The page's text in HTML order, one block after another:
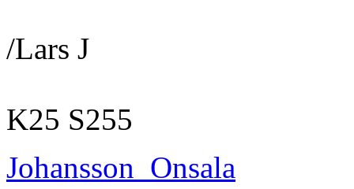
/Lars J
K25 S255
Johansson_Onsala